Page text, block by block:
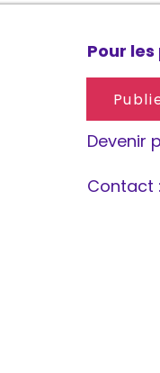
Pour les
Devenir
Contact :